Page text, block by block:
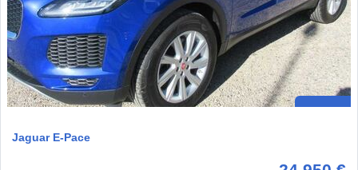
Jaguar E-Pace